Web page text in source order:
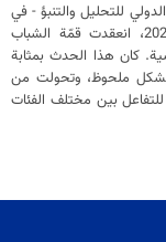
للتحليل والتنبؤ - في
الفترة من 22 إلى 24 يوليو 2024، انعقدت قمّة الشباب
كان هذا الحدث بمثابة
ملحوظ، وتحولت من
بين مختلف الفئات